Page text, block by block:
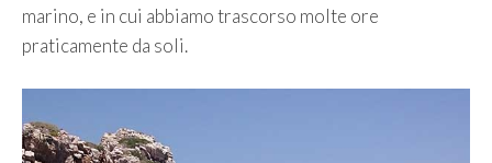
marino, e in cui abbiamo trascorso molte ore
praticamente da soli.